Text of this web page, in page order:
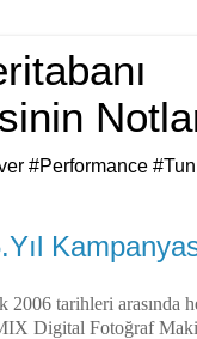
#Performance
2006 tarihleri arasında
Digital Fotoğraf